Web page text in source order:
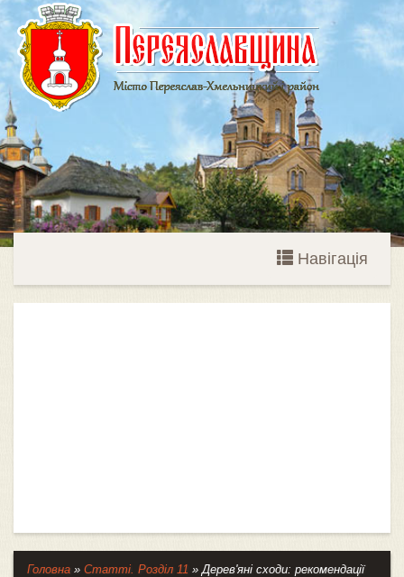
Навігація
Головна » Статті. Розділ 11 »Дерев'яні сходи: рекомендації